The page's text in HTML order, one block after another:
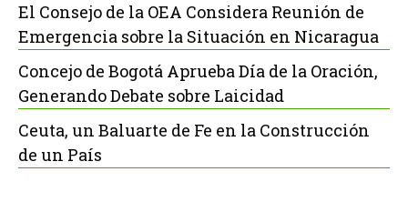
El Consejo de la OEA Considera Reunión de
Emergencia sobre la Situación en Nicaragua
Concejo de Bogotá Aprueba Día de la Oración,
Generando Debate sobre Laicidad
Ceuta, un Baluarte de Fe en la Construcción
de un País